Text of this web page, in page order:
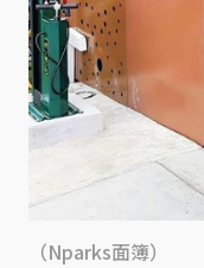
（Nparks面簿）